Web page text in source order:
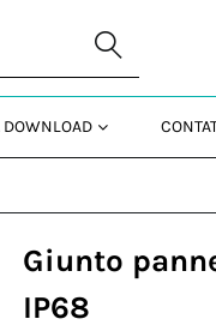
DOWNLOAD
Giunto
IP68